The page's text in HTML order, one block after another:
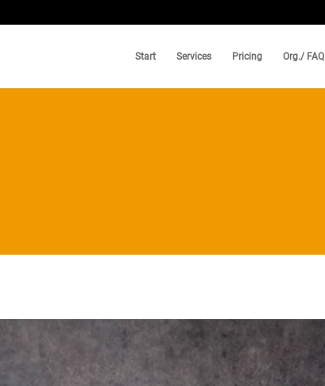
Start Services Pricing Org./ FAQ